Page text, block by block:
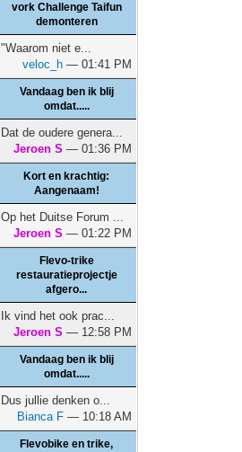
vork Challenge Taifun
demonteren
"Waarom niet e...
veloc_h — 01:41 PM
Vandaag ben ik blij
omdat.....
Dat de oudere genera...
Jeroen S — 01:36 PM
Kort en krachtig:
Aangenaam!
Op het Duitse Forum ...
Jeroen S — 01:22 PM
Flevo-trike
restauratieprojectje
afgero...
Ik vind het ook prac...
Jeroen S — 12:58 PM
Vandaag ben ik blij
omdat.....
Dus jullie denken o...
Bianca F — 10:18 AM
Flevobike en trike,